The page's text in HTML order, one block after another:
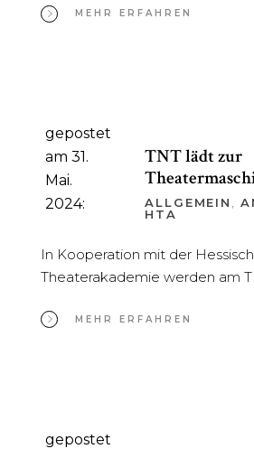
MEHR ERFAHREN
gepostet
am 31.
Mai.
2024:
TNT lädt zur
ALLGEMEIN ,
HTA
In Kooperation mit der
Theaterakademie werden am
MEHR ERFAHREN
gepostet